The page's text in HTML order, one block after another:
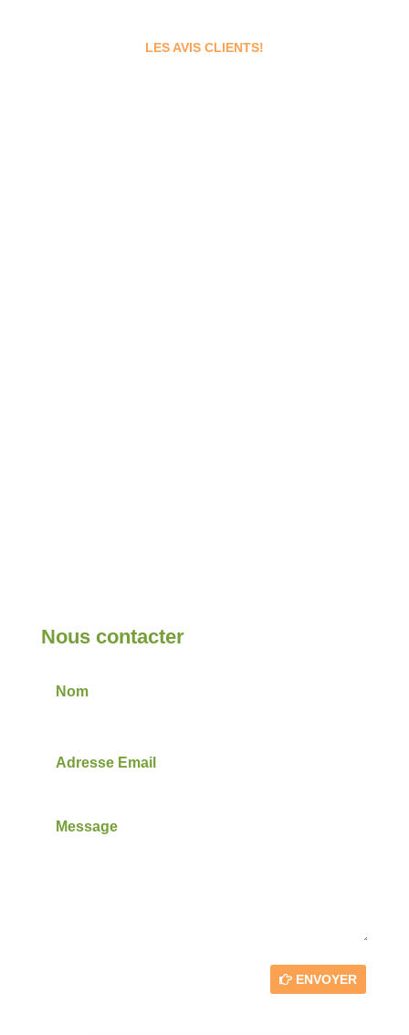
LES AVIS CLIENTS!
Nous contacter
ENVOYER